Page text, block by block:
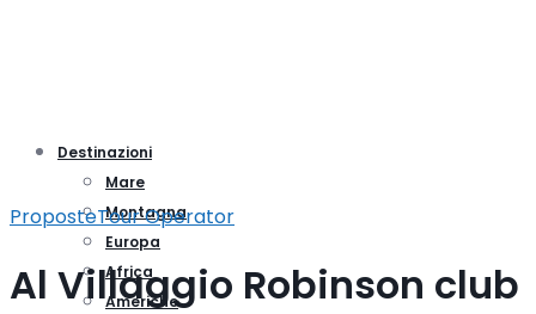
Destinazioni
Mare
Montagna
Europa
Africa
Americhe
ProposteTour Operator
Al Villaggio Robinson club